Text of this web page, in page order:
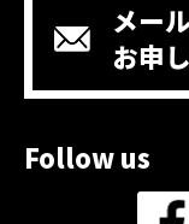
メー
お申
Follow us